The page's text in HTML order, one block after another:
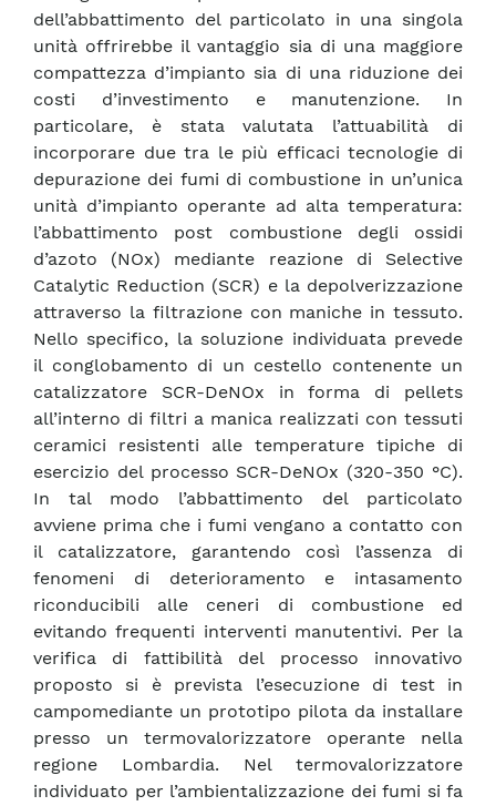
dell’abbattimento del particolato in una singola
unità offrirebbe il vantaggio sia di una maggiore
compattezza d’impianto sia di una riduzione dei
costi d’investimento e manutenzione. In
particolare, è stata valutata l’attuabilità di
incorporare due tra le più efficaci tecnologie di
depurazione dei fumi di combustione in un’unica
unità d’impianto operante ad alta temperatura:
l’abbattimento post combustione degli ossidi
d’azoto (NOx) mediante reazione di Selective
Catalytic Reduction (SCR) e la depolverizzazione
attraverso la filtrazione con maniche in tessuto.
Nello specifico, la soluzione individuata prevede
il conglobamento di un cestello contenente un
catalizzatore SCR-DeNOx in forma di pellets
all’interno di filtri a manica realizzati con tessuti
ceramici resistenti alle temperature tipiche di
esercizio del processo SCR-DeNOx (320-350 °C).
In tal modo l’abbattimento del particolato
avviene prima che i fumi vengano a contatto con
il catalizzatore, garantendo così l’assenza di
fenomeni di deterioramento e intasamento
riconducibili alle ceneri di combustione ed
evitando frequenti interventi manutentivi. Per la
verifica di fattibilità del processo innovativo
proposto si è prevista l’esecuzione di test in
campomediante un prototipo pilota da installare
presso un termovalorizzatore operante nella
regione Lombardia. Nel termovalorizzatore
individuato per l’ambientalizzazione dei fumi si fa